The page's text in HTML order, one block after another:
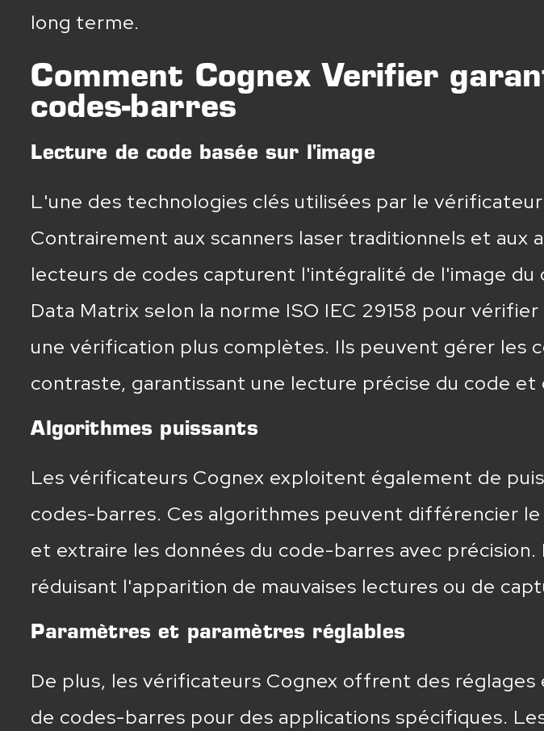
long terme.
Comment Cognex Verifier
codes-barres
Lecture de code basée sur l'image
L'une des technologies clés utilisées par le
Contrairement aux scanners laser traditionnels et aux
lecteurs de codes capturent l'intégralité de l'image du
Data Matrix selon la norme ISO IEC 29158 pour
une vérification plus complètes. Ils peuvent gérer les
contraste, garantissant une lecture précise du code
Algorithmes puissants
Les vérificateurs Cognex exploitent également de
codes-barres. Ces algorithmes peuvent différencier
et extraire les données du code-barres avec
réduisant l'apparition de mauvaises lectures ou de
Paramètres et paramètres réglables
De plus, les vérificateurs Cognex offrent des
de codes-barres pour des applications spécifiques.